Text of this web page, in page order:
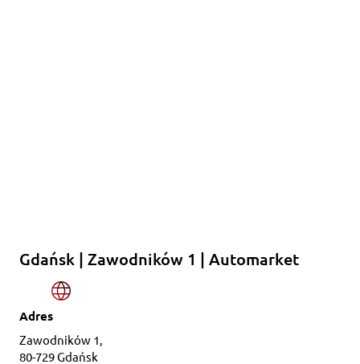
Gdańsk | Zawodników 1 | Automarket
Adres
Zawodników 1,
80-729 Gdańsk